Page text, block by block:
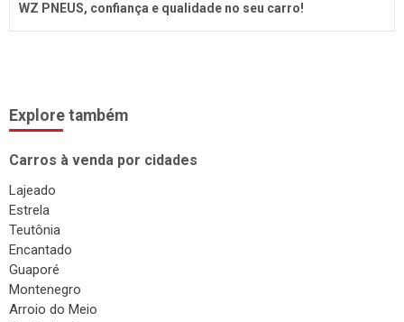
Estética e Higienização
Capotas
Surdinas
Bombas Injetoras
Gás Veicular
WZ PNEUS, confiança e qualidade no seu carro!
Explore também
Carros à venda por cidades
Lajeado
Estrela
Teutônia
Encantado
Guaporé
Montenegro
Arroio do Meio